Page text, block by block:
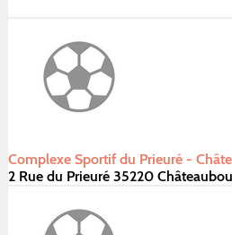
Complexe Sportif du Prieuré -
2 Rue du Prieuré 35220